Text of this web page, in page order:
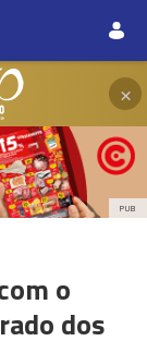
×
PUB
o
dos